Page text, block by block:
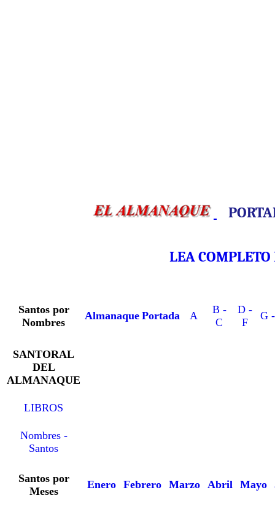
LEA
Santos por
Nombres
Almanaque Portada A
B -
C
D -
F
G
SANTORAL
DEL
ALMANAQUE
LIBROS
Nombres -
Santos
Santos por
Meses
Enero Febrero Marzo Abril Mayo